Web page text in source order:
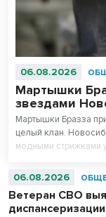
06.08.2026
Мартышки
звездами
Мартышки Бразза
целый клан.
модными стрижками
06.08.2026
Ветеран СВО